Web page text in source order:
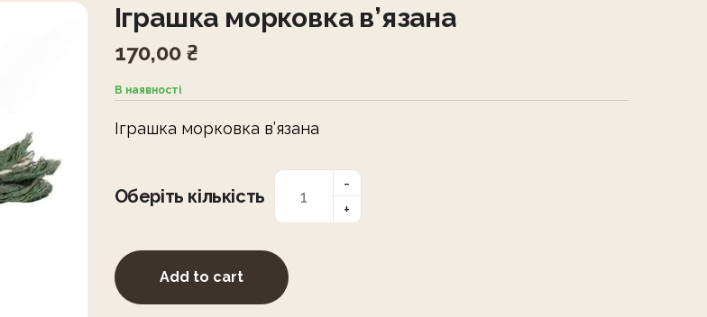
Іграшка морковка в’язана
170,00 ₴
В наявності
Іграшка морковка в’язана
Оберіть кількість
Add to cart